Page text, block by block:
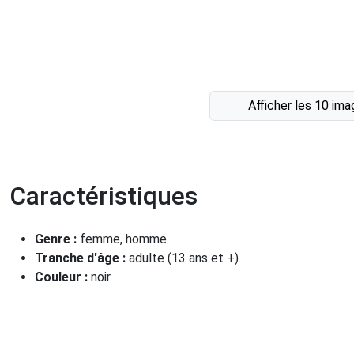
Afficher les 10
Caractéristiques
Genre : femme, homme
Tranche d'âge : adulte (13 ans et +)
Couleur : noir